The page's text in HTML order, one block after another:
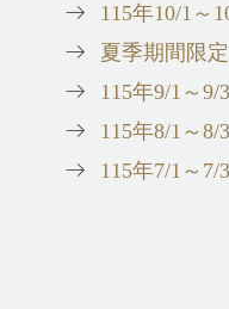
115年10/1～
夏季期間限定
115年9/1～9/
115年8/1～8/
115年7/1～7/